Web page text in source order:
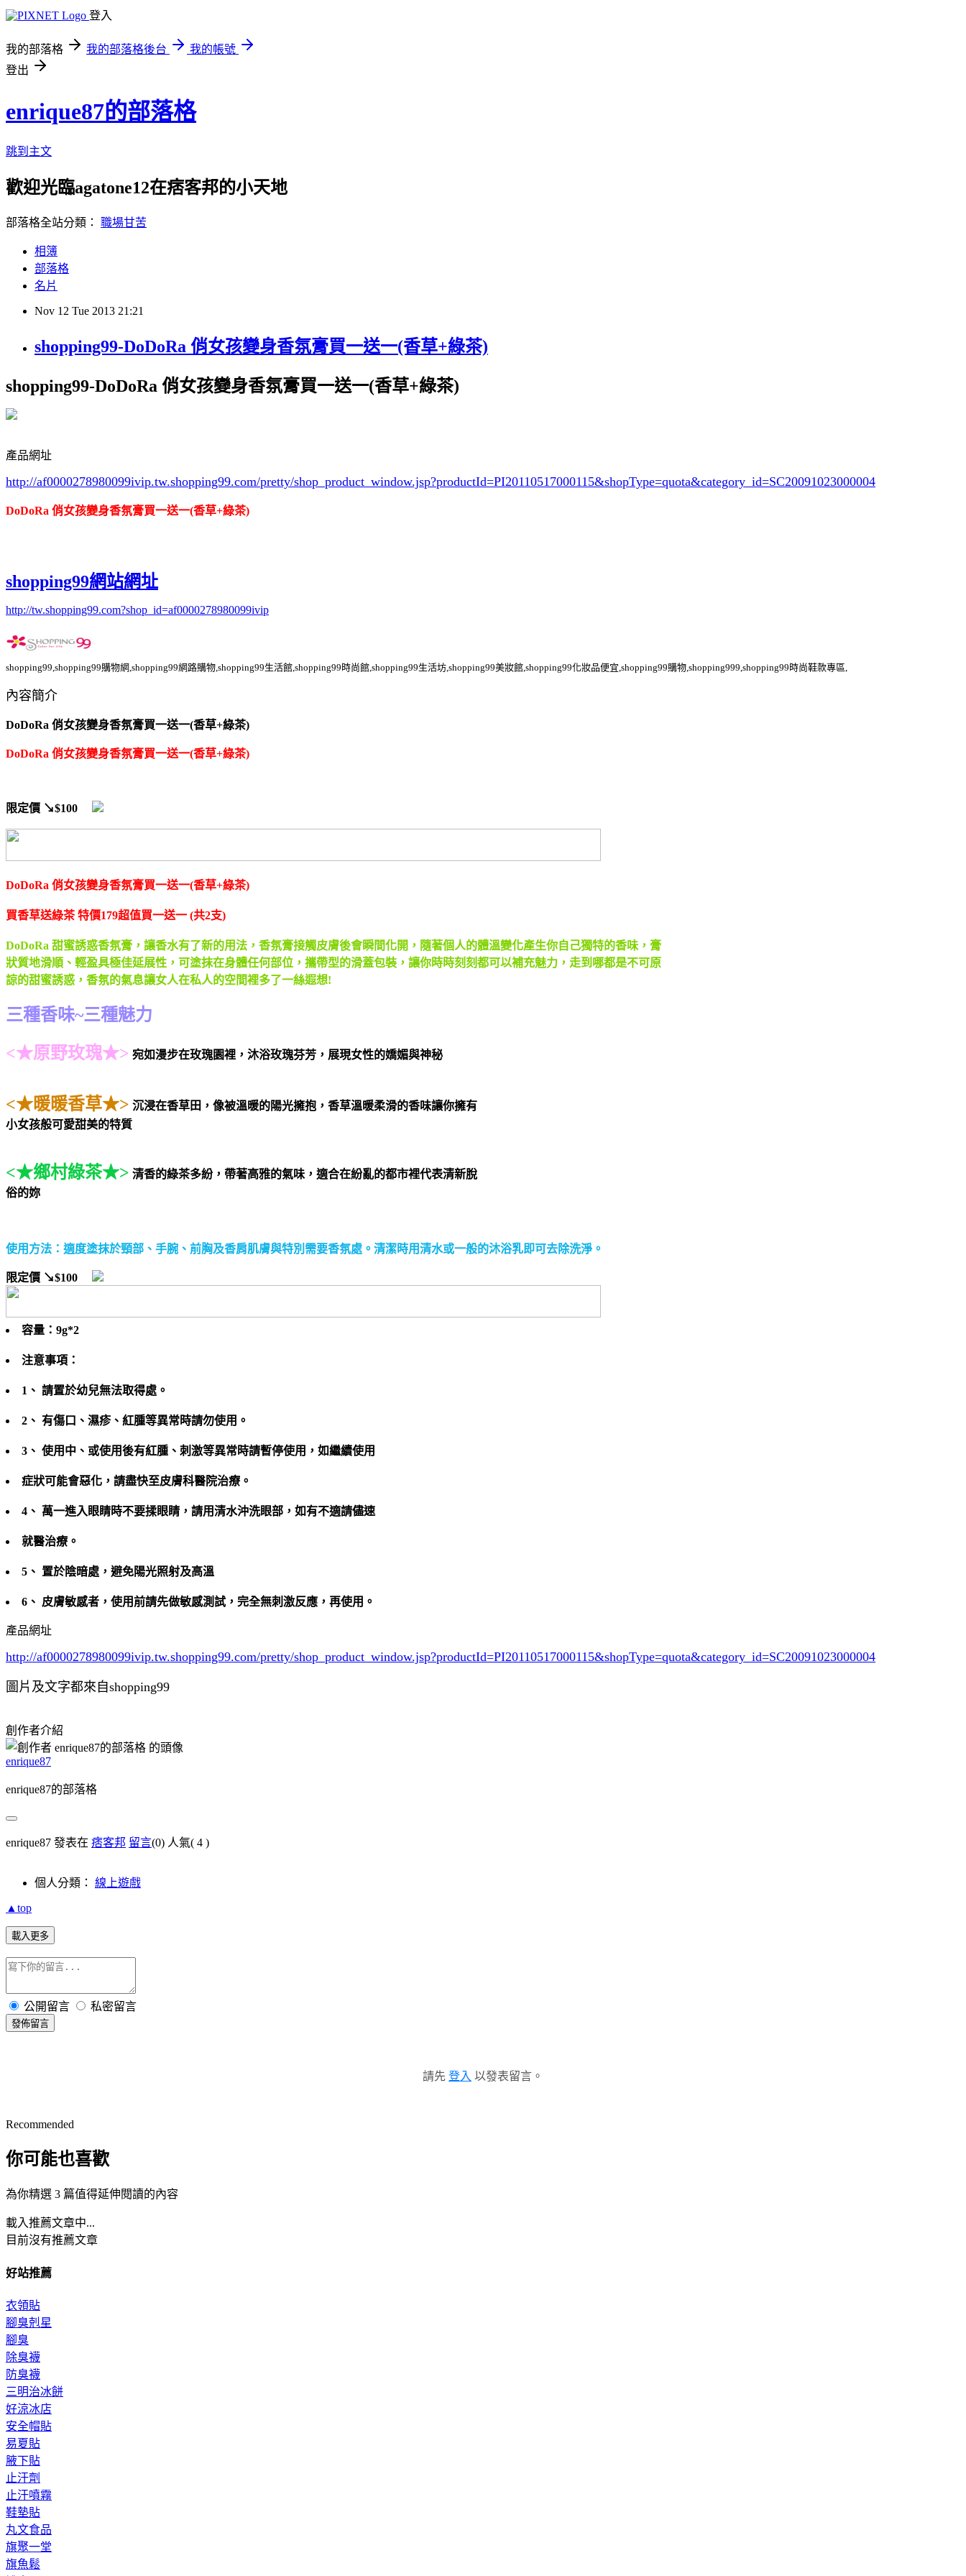
登入
我的部落格 我的部落格後台
我的帳號
登出
enrique87的部落格
跳到主文
歡迎光臨agatone12在痞客邦的小天地
部落格全站分類： 職場甘苦
相簿
部落格
名片
Nov 12 Tue 2013 21:21
shopping99-DoDoRa 俏女孩變身香氛膏買一送一(香草+綠茶)
shopping99-DoDoRa 俏女孩變身香氛膏買一送一(香草+綠茶)
產品網址
http://af0000278980099ivip.tw.shopping99.com/pretty/shop_product_window.jsp?productId=PI20110517000115&shopType=quota&category_id=SC20091023000004
DoDoRa 俏女孩變身香氛膏買一送一(香草+綠茶)
shopping99網站網址
http://tw.shopping99.com?shop_id=af0000278980099ivip
shopping99,shopping99購物網,shopping99網路購物,shopping99生活館,shopping99時尚館,shopping99生活坊,shopping99美妝館,shopping99化妝品便宜,shopping99購物,shopping999,shopping99時尚鞋款專區,
內容簡介
DoDoRa 俏女孩變身香氛膏買一送一(香草+綠茶)
DoDoRa 俏女孩變身香氛膏買一送一(香草+綠茶)
限定價 ↘$100
DoDoRa 俏女孩變身香氛膏買一送一(香草+綠茶)
買香草送綠茶 特價179超值買一送一 (共2支)
DoDoRa 甜蜜誘惑香氛膏，讓香水有了新的用法，香氛膏接觸皮膚後會瞬間化開，隨著個人的體溫變化產生你自己獨特的香味，膏
狀質地滑順、輕盈具極佳延展性，可塗抹在身體任何部位，攜帶型的滑蓋包裝，讓你時時刻刻都可以補充魅力，走到哪都是不可原
諒的甜蜜誘惑，香氛的氣息讓女人在私人的空間裡多了一絲遐想!
三種香味~三種魅力
<★原野玫瑰★> 宛如漫步在玫瑰園裡，沐浴玫瑰芬芳，展現女性的嬌媚與神秘
<★暖暖香草★> 沉浸在香草田，像被溫暖的陽光擁抱，香草溫暖柔滑的香味讓你擁有
小女孩般可愛甜美的特質
<★鄉村綠茶★> 清香的綠茶多紛，帶著高雅的氣味，適合在紛亂的都市裡代表清新脫
俗的妳
使用方法：適度塗抹於頸部、手腕、前胸及香肩肌膚與特別需要香氛處。清潔時用清水或一般的沐浴乳即可去除洗淨。
限定價 ↘$100
容量：9g*2
注意事項：
1、 請置於幼兒無法取得處。
2、 有傷口、濕疹、紅腫等異常時請勿使用。
3、 使用中、或使用後有紅腫、刺激等異常時請暫停使用，如繼續使用
症狀可能會惡化，請盡快至皮膚科醫院治療。
4、 萬一進入眼睛時不要揉眼睛，請用清水沖洗眼部，如有不適請儘速
就醫治療。
5、 置於陰暗處，避免陽光照射及高溫
6、 皮膚敏感者，使用前請先做敏感測試，完全無刺激反應，再使用。
產品網址
http://af0000278980099ivip.tw.shopping99.com/pretty/shop_product_window.jsp?productId=PI20110517000115&shopType=quota&category_id=SC20091023000004
圖片及文字都來自shopping99
創作者介紹
enrique87
enrique87的部落格
enrique87 發表在 痞客邦 留言(0) 人氣( 4 )
個人分類： 線上遊戲
▲top
載入更多
公開留言 私密留言
發佈留言
請先 登入 以發表留言。
Recommended
你可能也喜歡
為你精選 3 篇值得延伸閱讀的內容
載入推薦文章中...
目前沒有推薦文章
好站推薦
衣領貼
腳臭剋星
腳臭
除臭襪
防臭襪
三明治冰餅
好涼冰店
安全帽貼
易夏貼
腋下貼
止汗劑
止汗噴霧
鞋墊貼
丸文食品
旗聚一堂
旗魚鬆